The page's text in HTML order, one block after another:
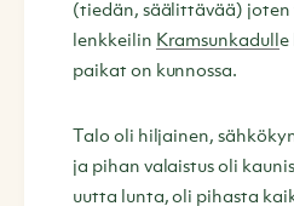
(tiedän, säälittävää) joten
lenkkeilin Kramsunkadulle
paikat on kunnossa.
Talo oli hiljainen,
ja pihan valaistus oli
uutta lunta, oli pihasta